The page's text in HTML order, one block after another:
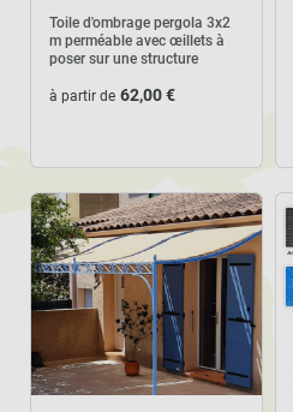
Toile d'ombrage pergola 3x2
m perméable avec œillets à
poser sur une structure
à partir de 62,00 €